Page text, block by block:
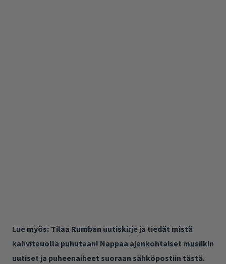
Lue myös: Tilaa Rumban uutiskirje ja tiedät mistä
kahvitauolla puhutaan! Nappaa ajankohtaiset musiikin
uutiset ja puheenaiheet suoraan sähköpostiin tästä.